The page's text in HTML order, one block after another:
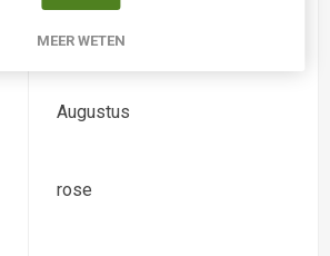
Juni-Juli
Augustus
rose
MEER WETEN